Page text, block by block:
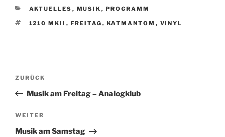
KATEGORIEN
AKTUELLES , MUSIK , PROGRAMM
SCHLAGWÖRTER
1210 MKII , FREITAG , KATMANTOM , VINYL
Beitragsnavigation
Vorheriger
Beitrag
ZURÜCK
Musik am Freitag – Analogklub
Nächster
Beitrag
WEITER
Musik am Samstag